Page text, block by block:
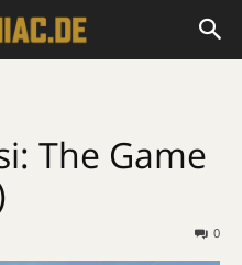
The Game
0